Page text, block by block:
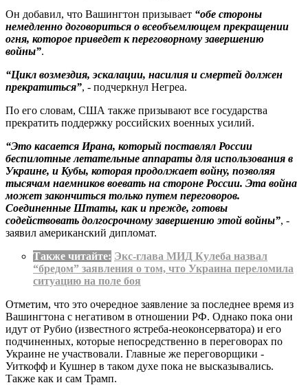
Он добавил, что Вашингтон призывает “обе стороны
немедленно договориться о всеобъемлющем прекращении
огня, которое приведет к переговорному завершению
войны”.
“Цикл возмездия, эскалации, насилия и смертей должен
прекратиться”, - подчеркнул Негреа.
По его словам, США также призывают все государства
прекратить поддержку российских военных усилий.
“Это касается Ирана, который поставлял России
беспилотные летательные аппараты для использования в
Украине, и Кубы, которая продолжает войну, позволяя
тысячам наемников воевать на стороне России. Эта война
может закончиться только путем переговоров.
Соединенные Штаты, как и прежде, готовы
содействовать долгосрочному завершению этой войны”, -
заявил американский дипломат.
Также читайте: Экс-глава МИД Кулеба назвал
“бредом” заявления о том, что Украина переломила
ситуацию на поле боя
Отметим, что это очередное заявление за последнее время из
Вашингтона с негативом в отношении РФ. Однако пока они
идут от Рубио (известного ястреба-неоконсерватора) и его
подчиненных, которые непосредственно в переговорах по
Украине не участвовали. Главные же переговорщики -
Уиткофф и Кушнер в таком духе пока не высказывались.
Также как и сам Трамп.